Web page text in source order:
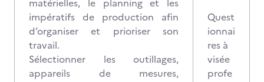
matérielles, le planning et les
impératifs de production afin
d’organiser et prioriser son
travail.
Sélectionner les outillages,
appareils de mesures,
Quest
ionnai
res à
visée
profe